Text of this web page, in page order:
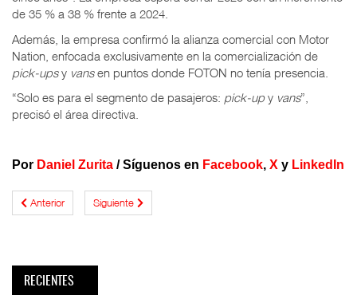
de 35 % a 38 % frente a 2024.
Además, la empresa confirmó la alianza comercial con Motor
Nation, enfocada exclusivamente en la comercialización de
pick-upsy vansen puntos donde FOTON no tenía presencia.
“Solo es para el segmento de pasajeros: pick-upy vans”,
precisó el área directiva.
Por Daniel Zurita /Síguenos en Facebook, X y LinkedIn
Anterior Siguiente
RECIENTES